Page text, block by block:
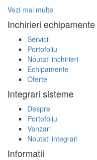
Vezi mai multe
Inchirieri echipamente
Servicii
Portofoliu
Noutati inchirieri
Echipamente
Oferte
Integrari sisteme
Despre
Portofoliu
Vanzari
Noutati integrari
Informatii